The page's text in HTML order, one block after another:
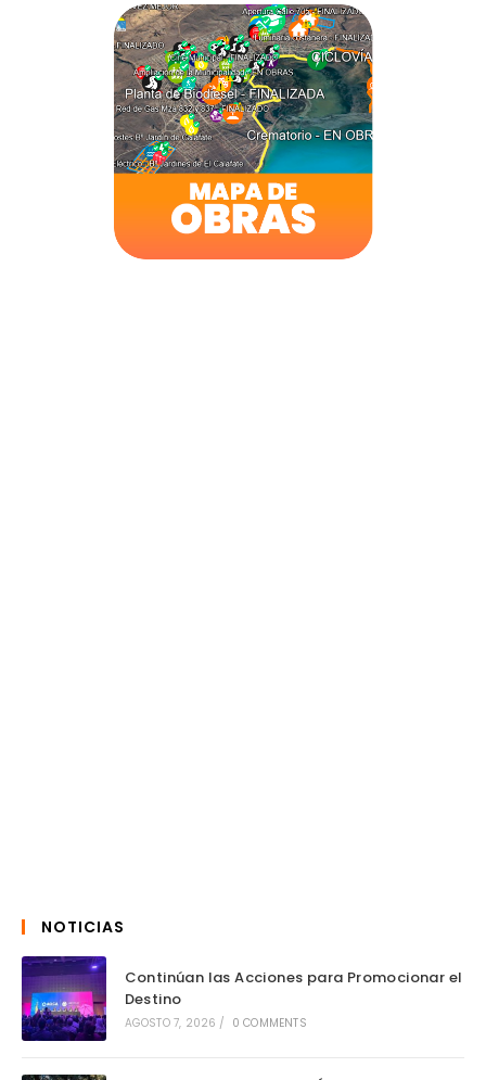
NOTICIAS
Continúan las Acciones para Promocionar el
Destino
AGOSTO 7, 2026 / 0 COMMENTS